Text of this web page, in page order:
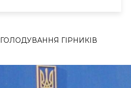
ГОЛОДУВАННЯ ГІРНИКІВ